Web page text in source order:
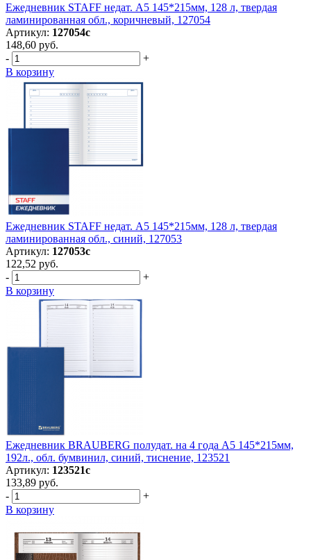
Ежедневник STAFF недат. А5 145*215мм, 128 л, твердая
ламинированная обл., коричневый, 127054
Артикул: 127054с
148,60 руб.
-
+
В корзину
Ежедневник STAFF недат. А5 145*215мм, 128 л, твердая
ламинированная обл., синий, 127053
Артикул: 127053с
122,52 руб.
-
+
В корзину
Ежедневник BRAUBERG полудат. на 4 года А5 145*215мм,
192л., обл. бумвинил, синий, тиснение, 123521
Артикул: 123521с
133,89 руб.
-
+
В корзину